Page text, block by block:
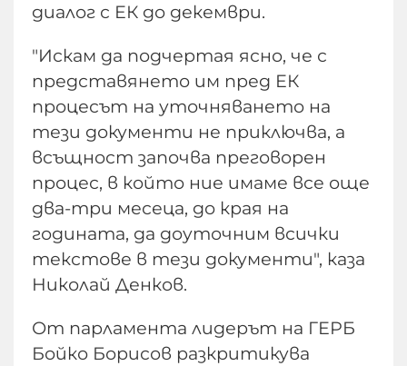
диалог с ЕК до декември.
"Искам да подчертая ясно, че с
представянето им пред ЕК
процесът на уточняването на
тези документи не приключва, а
всъщност започва преговорен
процес, в който ние имаме все още
два-три месеца, до края на
годината, да доуточним всички
текстове в тези документи", каза
Николай Денков.
От парламента лидерът на ГЕРБ
Бойко Борисов разкритикува